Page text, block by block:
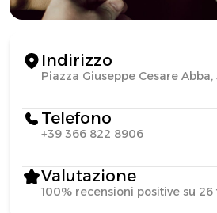
Indirizzo
Piazza Giuseppe Cesare Abba,
Telefono
+39 366 822 8906
Valutazione
100% recensioni positive su 26